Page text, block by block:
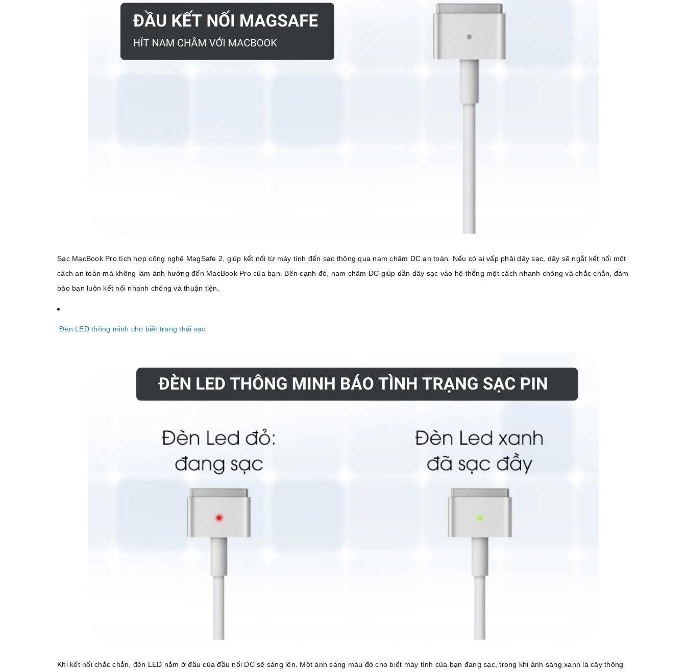
Sạc MacBook Pro tích hợp công nghệ MagSafe 2, giúp kết nối từ máy tính đến sạc thông qua nam châm DC an toàn. Nếu có ai vấp phải dây sạc, dây sẽ ngắt kết nối một
cách an toàn mà không làm ảnh hưởng đến MacBook Pro của bạn. Bên cạnh đó, nam châm DC giúp dẫn dây sạc vào hệ thống một cách nhanh chóng và chắc chắn, đảm
bảo bạn luôn kết nối nhanh chóng và thuận tiện.
Đèn LED thông minh cho biết trạng thái sạc
Khi kết nối chắc chắn, đèn LED nằm ở đầu của đầu nối DC sẽ sáng lên. Một ánh sáng màu đỏ cho biết máy tính của bạn đang sạc, trong khi ánh sáng xanh lá cây thông